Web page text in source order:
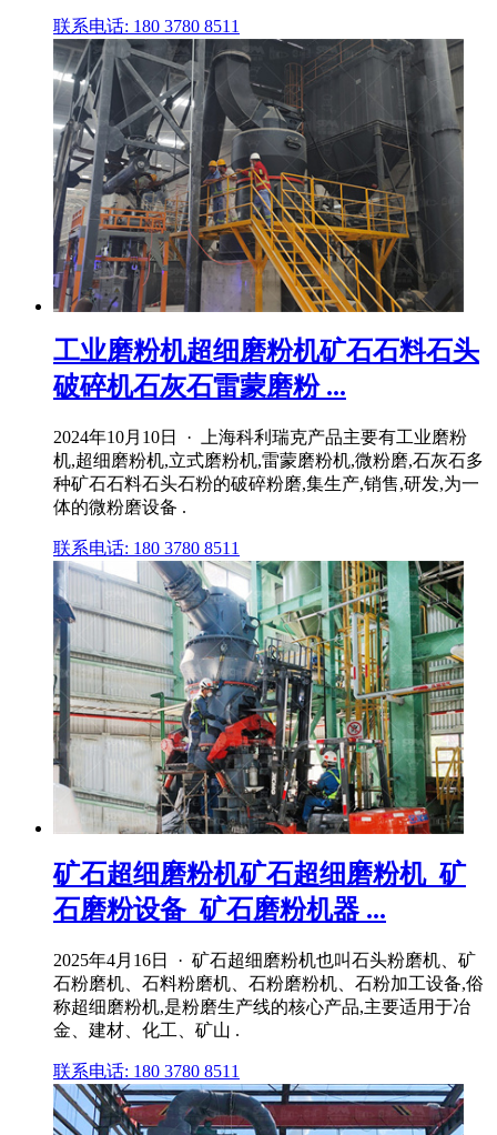
联系电话: 180 3780 8511
工业磨粉机超细磨粉机矿石石料石头
破碎机石灰石雷蒙磨粉 ...
2024年10月10日 · 上海科利瑞克产品主要有工业磨粉
机,超细磨粉机,立式磨粉机,雷蒙磨粉机,微粉磨,石灰石多
种矿石石料石头石粉的破碎粉磨,集生产,销售,研发,为一
体的微粉磨设备 .
联系电话: 180 3780 8511
矿石超细磨粉机矿石超细磨粉机_矿
石磨粉设备_矿石磨粉机器 ...
2025年4月16日 · 矿石超细磨粉机也叫石头粉磨机、矿
石粉磨机、石料粉磨机、石粉磨粉机、石粉加工设备,俗
称超细磨粉机,是粉磨生产线的核心产品,主要适用于冶
金、建材、化工、矿山 .
联系电话: 180 3780 8511